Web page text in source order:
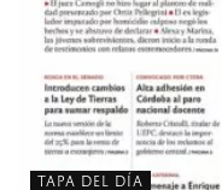
TAPA DEL DÍA